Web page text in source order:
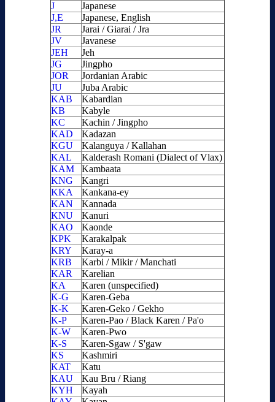
J
Japanese
J,E
Japanese, English
JR
Jarai / Giarai / Jra
JV
Javanese
JEH
Jeh
JG
Jingpho
JOR
Jordanian Arabic
JU
Juba Arabic
KAB
Kabardian
KB
Kabyle
KC
Kachin / Jingpho
KAD
Kadazan
KGU
Kalanguya / Kallahan
KAL
Kalderash Romani (Dialect of Vlax)
KAM
Kambaata
KNG
Kangri
KKA
Kankana-ey
KAN
Kannada
KNU
Kanuri
KAO
Kaonde
KPK
Karakalpak
KRY
Karay-a
KRB
Karbi / Mikir / Manchati
KAR
Karelian
KA
Karen (unspecified)
K-G
Karen-Geba
K-K
Karen-Geko / Gekho
K-P
Karen-Pao / Black Karen / Pa'o
K-W
Karen-Pwo
K-S
Karen-Sgaw / S'gaw
KS
Kashmiri
KAT
Katu
KAU
Kau Bru / Riang
KYH
Kayah